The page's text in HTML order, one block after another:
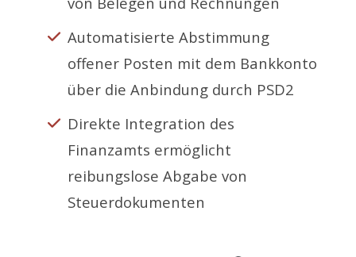
Automatisierte Abstimmung
offener Posten mit dem Bankkonto
über die Anbindung durch PSD2
Direkte Integration des
Finanzamts ermöglicht
reibungslose Abgabe von
Steuerdokumenten